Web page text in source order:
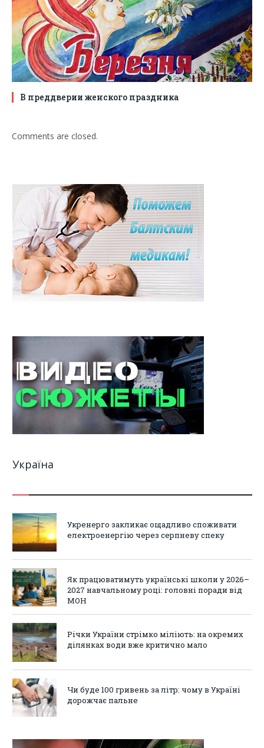
В преддверии женского праздника
Comments are closed.
Україна
Укренерго закликає ощадливо споживати
електроенергію через серпневу спеку
Як працюватимуть українські школи у 2026–
2027 навчальному році: головні поради від
МОН
Річки України стрімко міліють: на окремих
ділянках води вже критично мало
Чи буде 100 гривень за літр: чому в Україні
дорожчає пальне